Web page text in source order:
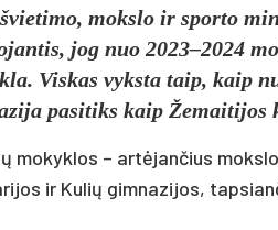
mokslo ir sporto
jog nuo 2023–2024
Viskas vyksta taip, kaip
pasitiks kaip Žemaitijos
mokyklos – artėjančius
ir Kulių gimnazijos,